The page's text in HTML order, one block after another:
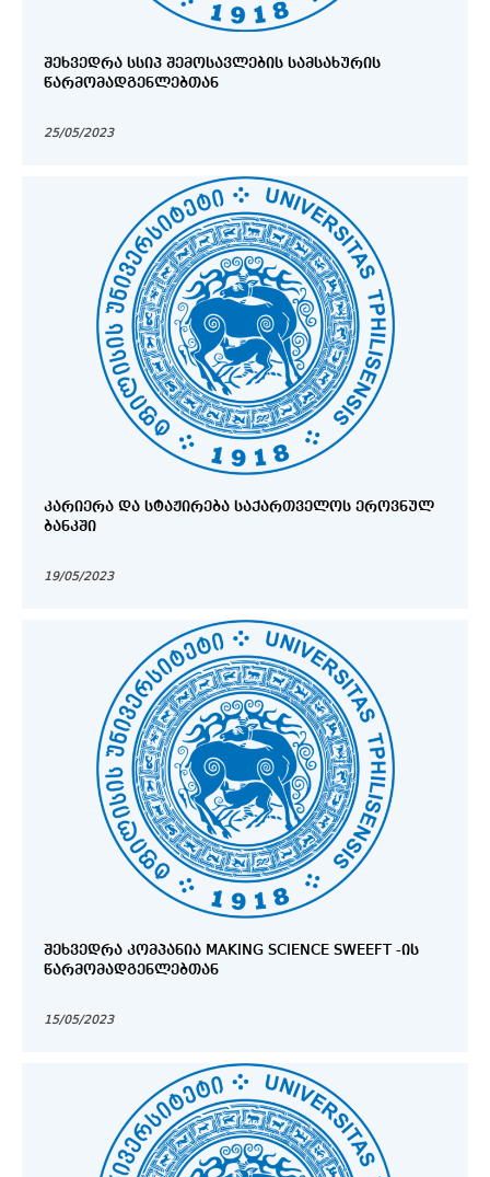
ᲨᲔᲮᲕᲔᲓᲠᲐ ᲡᲡᲘᲞ ᲨᲔᲛᲝᲡᲐᲕᲚᲔᲑᲘᲡ ᲡᲐᲛᲡᲐᲮᲣᲠᲘᲡ
ᲬᲐᲠᲛᲝᲛᲐᲓᲒᲔᲜᲚᲔᲑᲗᲐᲜ
25/05/2023
ᲙᲐᲠᲘᲔᲠᲐ ᲓᲐ ᲡᲢᲐᲟᲘᲠᲔᲑᲐ ᲡᲐᲥᲐᲠᲗᲕᲔᲚᲝᲡ ᲔᲠᲝᲕᲜᲣᲚ
ᲑᲐᲜᲙᲨᲘ
19/05/2023
ᲨᲔᲮᲕᲔᲓᲠᲐ ᲙᲝᲛᲞᲐᲜᲘᲐ MAKING SCIENCE SWEEFT -ᲘᲡ
ᲬᲐᲠᲛᲝᲛᲐᲓᲒᲔᲜᲚᲔᲑᲗᲐᲜ
15/05/2023